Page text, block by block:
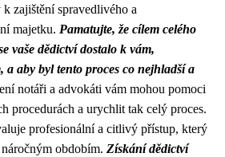
zajištění spravedlivého a
majetku. Pamatujte, že cílem celého
vaše dědictví dostalo k vám,
a aby byl tento proces co nejhladší a
notáři a advokáti vám mohou pomoci
procedurách a urychlit tak celý proces.
profesionální a citlivý přístup, který
obdobím. Získání dědictví